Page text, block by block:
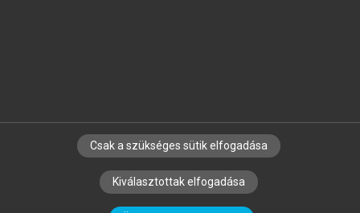
SZERZŐKNEK CÉGEKNEK KÖNYVTÁROSOKNAK
SZERKESZTÉSI ÉS LEKTORÁLÁSI ALAPELVEK
Csak a szükséges sütik elfogadása
Kiválasztottak elfogadása